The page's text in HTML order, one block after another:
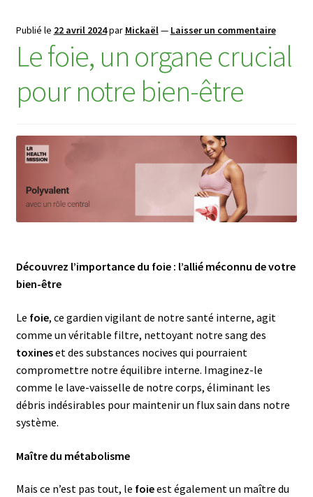
r
m
u
e
n
u
i
v
r
S
u
p
p
o
r
Publié le 22 avril 2024par Mickaël— Laisser un commentaire
Le foie, un organe crucial
pour notre bien-être
Découvrez l’importance du foie : l’allié méconnu de votre
bien-être
Le foie, ce gardien vigilant de notre santé interne, agit
comme un véritable filtre, nettoyant notre sang des
toxineset des substances nocives qui pourraient
compromettre notre équilibre interne. Imaginez-le
comme le lave-vaisselle de notre corps, éliminant les
débris indésirables pour maintenir un flux sain dans notre
système.
Maître du métabolisme
Mais ce n’est pas tout, le foieest également un maître du